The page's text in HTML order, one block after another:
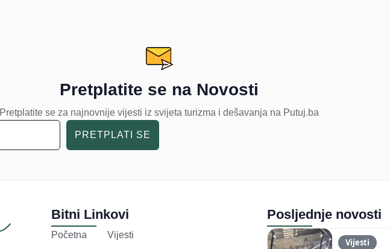
Pretplatite se na Novosti
Pretplatite se za najnovnije vijesti iz svijeta turizma i dešavanja na Putuj.ba
PRETPLATI SE
Bitni Linkovi
Početna Vijesti
Posljednje novosti
Vijesti